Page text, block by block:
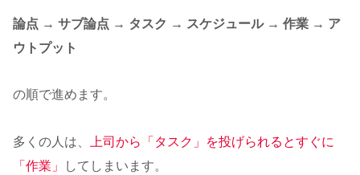
論点 → サブ論点 → タスク → スケジュール → 作業 → ア
ウトプット
の順で進めます。
多くの人は、
上司から「タスク」を投げられるとすぐに
「作業」
してしまいます。